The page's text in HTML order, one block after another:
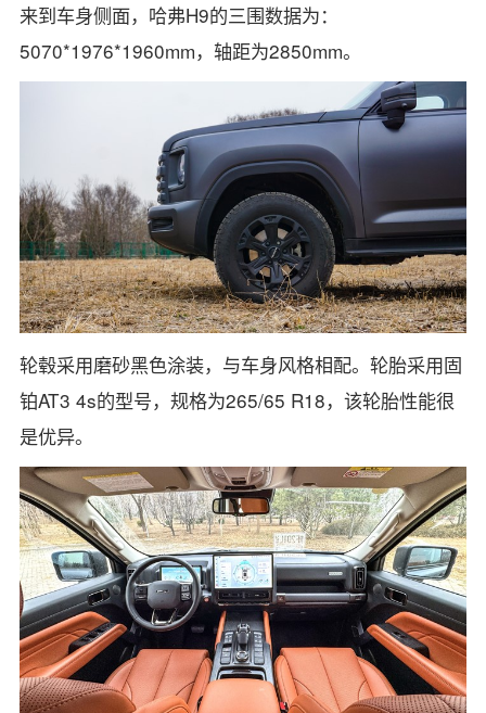
来到车身侧面，哈弗H9的三围数据为：
5070*1976*1960mm，轴距为2850mm。
轮毂采用磨砂黑色涂装，与车身风格相配。轮胎采用固
铂AT3 4s的型号，规格为265/65 R18，该轮胎性能很
是优异。